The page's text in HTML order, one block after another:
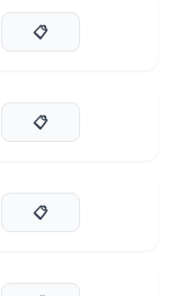
📋
📋
📋